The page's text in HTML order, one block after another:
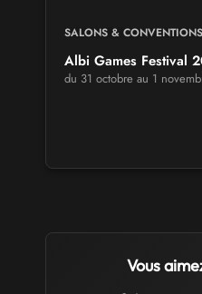
SALONS &
Albi Games Festival
du 31 octobre au 1
Virtual Calais -
numériques 2026
SALONS &
Trolls et Légendes
Vous